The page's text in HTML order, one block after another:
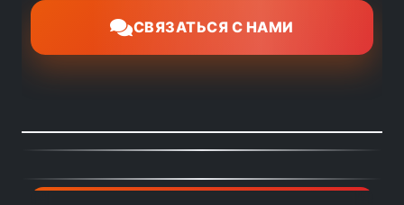
СВЯЗАТЬСЯ С НАМИ